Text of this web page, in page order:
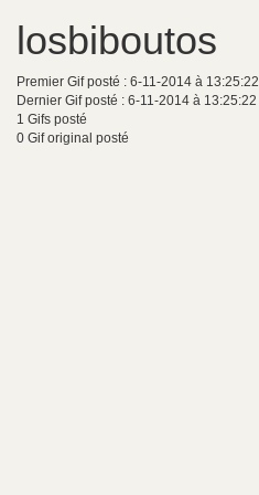
losbiboutos
Premier Gif posté : 6-11-2014 à 13:25:22
Dernier Gif posté : 6-11-2014 à 13:25:22
1 Gifs posté
0 Gif original posté